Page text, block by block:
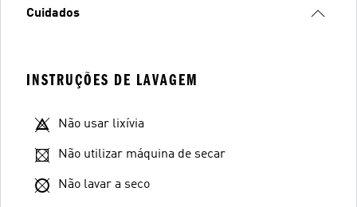
Cuidados
INSTRUÇÕES DE LAVAGEM
Não usar lixívia
Não utilizar máquina de secar
Não lavar a seco